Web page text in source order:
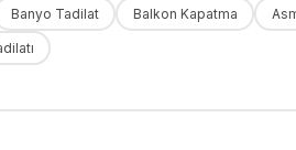
Banyo Tadilat Balkon Kapatma